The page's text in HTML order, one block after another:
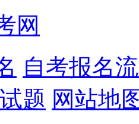
网
自考报名
题 网站地